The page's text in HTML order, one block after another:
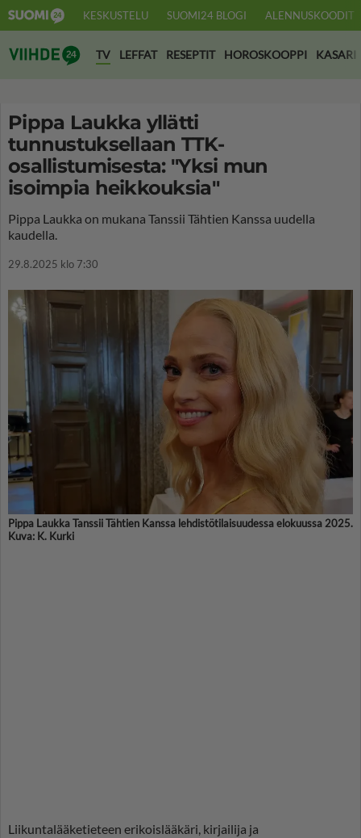
KESKUSTELU SUOMI24 BLOGI ALENNUSKOODIT
Suomi24 Viihde
TV LEFFAT RESEPTIT HOROSKOOPPI KASARI
Pippa Laukka yllätti
tunnustuksellaan TTK-
osallistumisesta: "Yksi mun
isoimpia heikkouksia"
Pippa Laukka on mukana Tanssii Tähtien Kanssa uudella
kaudella.
29.8.2025 klo 7:30
Pippa Laukka Tanssii Tähtien Kanssa lehdistötilaisuudessa elokuussa 2025.
Kuva: K. Kurki
Liikuntalääketieteen erikoislääkäri, kirjailija ja